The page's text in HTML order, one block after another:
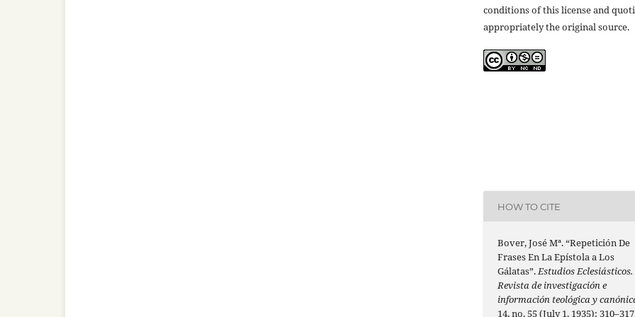
conditions of this license and
appropriately the original source.
HOW TO CITE
Bover, José Mª. “Repetición De
Frases En La Epístola a Los
Gálatas”.Estudios Eclesiásticos.
Revista de investigación e
información teológica y
14, no. 55 (July 1, 1935):